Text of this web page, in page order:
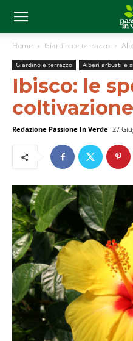
Home Giardino e terrazzo
Giardino e terrazzo Alberi arbusti e
Ibisco: le
coltivazione
Redazione Passione In Verde 27